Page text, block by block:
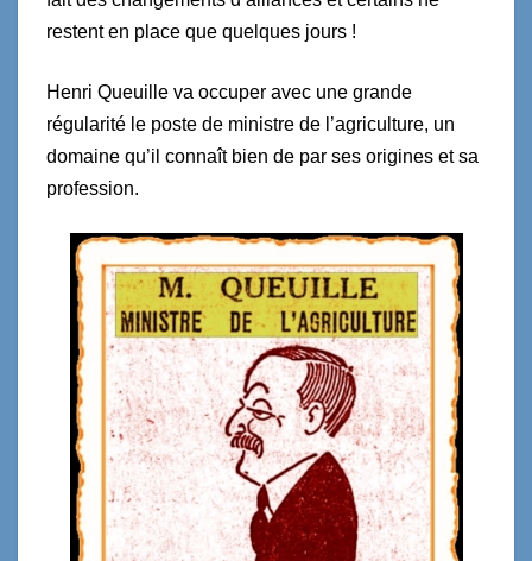
restent en place que quelques jours !
Henri Queuille va occuper avec une grande
régularité le poste de ministre de l’agriculture, un
domaine qu’il connaît bien de par ses origines et sa
profession.